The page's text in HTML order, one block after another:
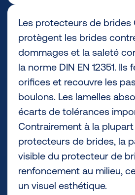
Les protecteurs de brides
protègent les brides
dommages et la saleté
la norme DIN EN 12351. Ils
orifices et recouvre les
boulons. Les lamelles
écarts de tolérances
Contrairement à la
protecteurs de brides, la
visible du protecteur de
renfoncement au milieu,
un visuel esthétique.